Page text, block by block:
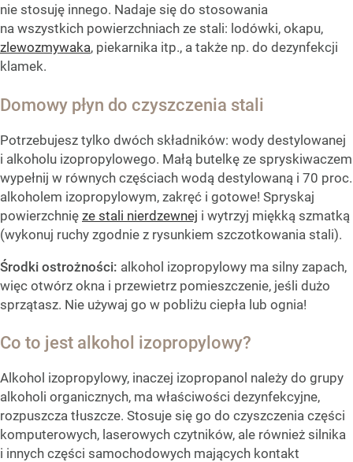
nie stosuję innego. Nadaje się do stosowania
na wszystkich powierzchniach ze stali: lodówki, okapu,
zlewozmywaka, piekarnika itp., a także np. do dezynfekcji
klamek.
Domowy płyn do czyszczenia stali
Potrzebujesz tylko dwóch składników: wody destylowanej
i alkoholu izopropylowego. Małą butelkę ze spryskiwaczem
wypełnij w równych częściach wodą destylowaną i 70 proc.
alkoholem izopropylowym, zakręć i gotowe! Spryskaj
powierzchnię ze stali nierdzewnej i wytrzyj miękką szmatką
(wykonuj ruchy zgodnie z rysunkiem szczotkowania stali).
Środki ostrożności: alkohol izopropylowy ma silny zapach,
więc otwórz okna i przewietrz pomieszczenie, jeśli dużo
sprzątasz. Nie używaj go w pobliżu ciepła lub ognia!
Co to jest alkohol izopropylowy?
Alkohol izopropylowy, inaczej izopropanol należy do grupy
alkoholi organicznych, ma właściwości dezynfekcyjne,
rozpuszcza tłuszcze. Stosuje się go do czyszczenia części
komputerowych, laserowych czytników, ale również silnika
i innych części samochodowych mających kontakt